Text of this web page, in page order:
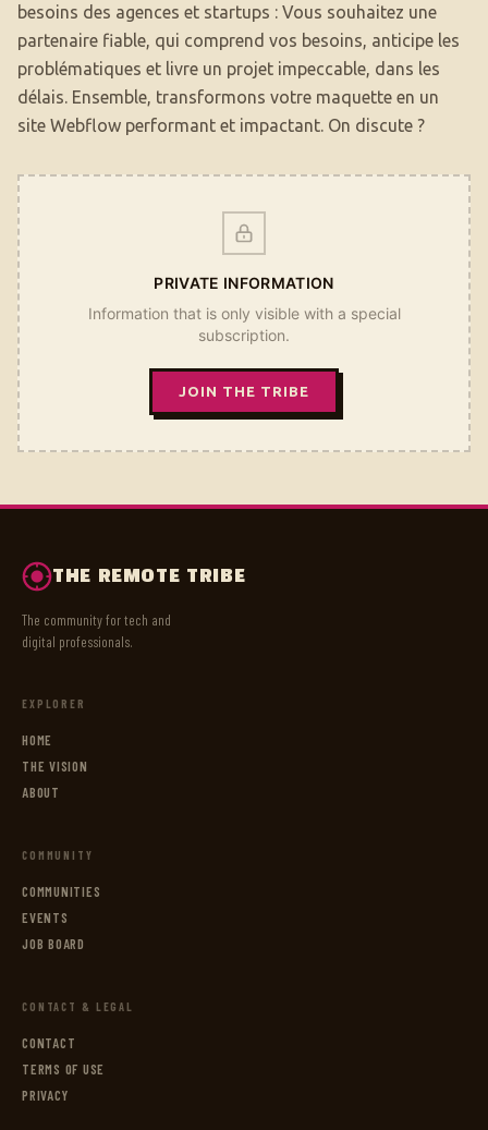
besoins des agences et startups : Vous souhaitez une
partenaire fiable, qui comprend vos besoins, anticipe les
problématiques et livre un projet impeccable, dans les
délais. Ensemble, transformons votre maquette en un
site Webflow performant et impactant. On discute ?
PRIVATE INFORMATION
Information that is only visible with a special
subscription.
JOIN THE TRIBE
THE REMOTE TRIBE
The community for tech and
digital professionals.
EXPLORER
HOME
THE VISION
ABOUT
COMMUNITY
COMMUNITIES
EVENTS
JOB BOARD
CONTACT & LEGAL
CONTACT
TERMS OF USE
PRIVACY